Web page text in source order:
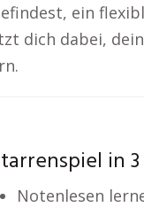
ein
dich dabei,
in
Notenlesen